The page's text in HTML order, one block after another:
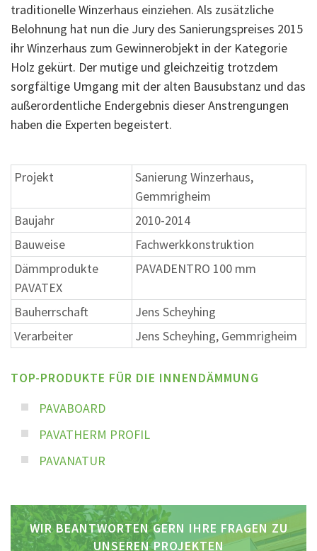
traditionelle Winzerhaus einziehen. Als zusätzliche
Belohnung hat nun die Jury des Sanierungspreises 2015
ihr Winzerhaus zum Gewinnerobjekt in der Kategorie
Holz gekürt. Der mutige und gleichzeitig trotzdem
sorgfältige Umgang mit der alten Bausubstanz und das
außerordentliche Endergebnis dieser Anstrengungen
haben die Experten begeistert.
Projekt
Sanierung Winzerhaus,
Gemmrigheim
Baujahr
2010-2014
Bauweise
Fachwerkkonstruktion
Dämmprodukte
PAVATEX
PAVADENTRO 100 mm
Bauherrschaft
Jens Scheyhing
Verarbeiter
Jens Scheyhing, Gemmrigheim
TOP-PRODUKTE FÜR DIE INNENDÄMMUNG
PAVABOARD
PAVATHERM PROFIL
PAVANATUR
WIR BEANTWORTEN GERN IHRE FRAGEN ZU
UNSEREN PROJEKTEN